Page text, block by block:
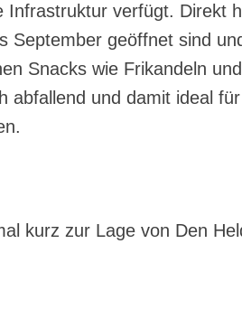
Infrastruktur verfügt. Direkt
September geöffnet sind
Snacks wie Frikandeln
abfallend und damit ideal
kurz zur Lage von Den